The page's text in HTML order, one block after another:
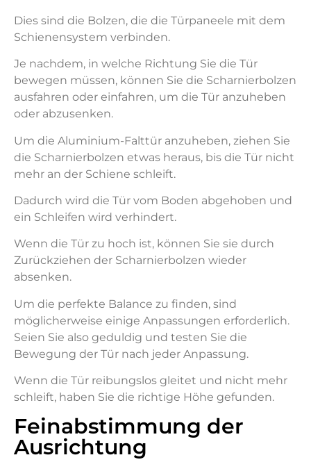
Dies sind die Bolzen, die die Türpaneele mit dem
Schienensystem verbinden.
Je nachdem, in welche Richtung Sie die Tür
bewegen müssen, können Sie die Scharnierbolzen
ausfahren oder einfahren, um die Tür anzuheben
oder abzusenken.
Um die Aluminium-Falttür anzuheben, ziehen Sie
die Scharnierbolzen etwas heraus, bis die Tür nicht
mehr an der Schiene schleift.
Dadurch wird die Tür vom Boden abgehoben und
ein Schleifen wird verhindert.
Wenn die Tür zu hoch ist, können Sie sie durch
Zurückziehen der Scharnierbolzen wieder
absenken.
Um die perfekte Balance zu finden, sind
möglicherweise einige Anpassungen erforderlich.
Seien Sie also geduldig und testen Sie die
Bewegung der Tür nach jeder Anpassung.
Wenn die Tür reibungslos gleitet und nicht mehr
schleift, haben Sie die richtige Höhe gefunden.
Feinabstimmung der
Ausrichtung